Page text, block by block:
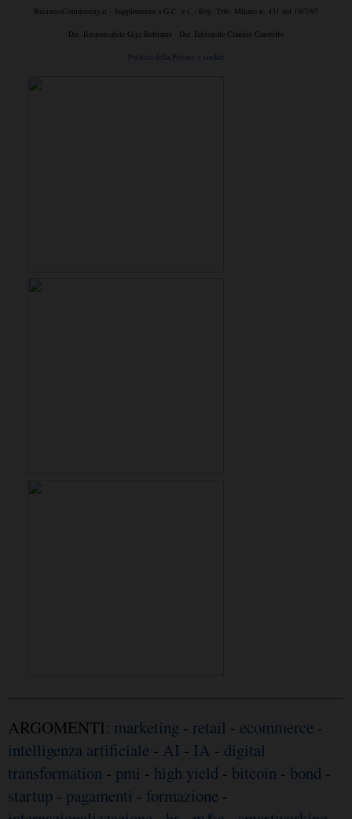
BusinessCommunity.it - Supplemento a G.C. e t. - Reg. Trib. Milano n. 431 del 19/7/97
Dir. Responsabile Gigi Beltrame - Dir. Editoriale Claudio Gandolfo
Politica della Privacy e cookie
ARGOMENTI: marketing - retail - ecommerce -
intelligenza artificiale - AI - IA - digital
transformation - pmi - high yield - bitcoin - bond -
startup - pagamenti - formazione -